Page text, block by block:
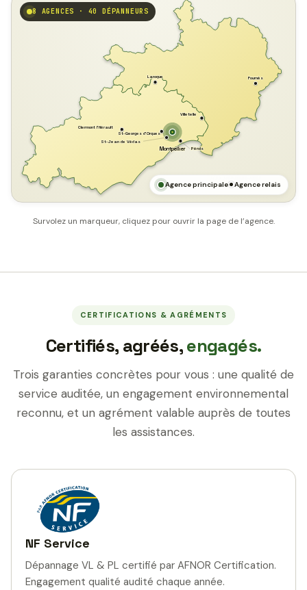
Montpellier Pérols
Laroque Fournès
Villetelle
St-Georges d'Orques
Clermont l'Hérault
St-Jean de Védas
8 AGENCES · 40 DÉPANNEURS
Agence principale Agence relais
Survolez un marqueur, cliquez pour ouvrir la page de l’agence.
CERTIFICATIONS & AGRÉMENTS
Certifiés, agréés,engagés.
Trois garanties concrètes pour vous : une qualité de
service auditée, un engagement environnemental
reconnu, et un agrément valable auprès de toutes
les assistances.
NF Service
Dépannage VL & PL certifié par AFNOR Certification.
Engagement qualité audité chaque année.